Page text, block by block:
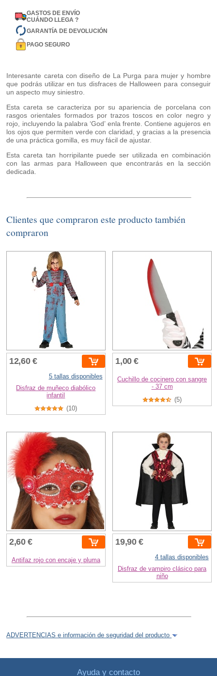
GASTOS DE ENVÍO
CUÁNDO LLEGA ?
GARANTÍA DE DEVOLUCIÓN
PAGO SEGURO
Interesante careta con diseño de La Purga para mujer y hombre
que podrás utilizar en tus disfraces de Halloween para conseguir
un aspecto muy siniestro.
Esta careta se caracteriza por su apariencia de porcelana con
rasgos orientales formados por trazos toscos en color negro y
rojo, incluyendo la palabra ‘God’ enla frente. Contiene agujeros en
los ojos que permiten verde con claridad, y gracias a la presencia
de una práctica gomilla, es muy fácil de ajustar.
Esta careta tan horripilante puede ser utilizada en combinación
con las armas para Halloween que encontrarás en la sección
dedicada.
Clientes que compraron este producto también
compraron
12,60 €
5 tallas disponibles
Disfraz de muñeco diabólico
infantil
(10)
1,00 €
Cuchillo de cocinero con sangre
- 37 cm
(5)
2,60 €
Antifaz rojo con encaje y pluma
19,90 €
4 tallas disponibles
Disfraz de vampiro clásico para
niño
ADVERTENCIAS e información de seguridad del producto
Ayuda y contacto